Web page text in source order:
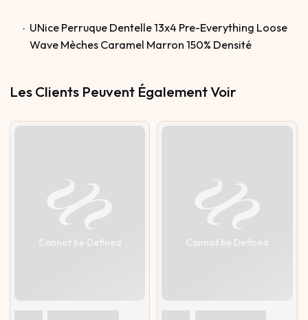
UNice Perruque Dentelle 13x4 Pre-Everything Loose
Wave Mèches Caramel Marron 150% Densité
Les Clients Peuvent Également Voir
Cannot be Defined Cannot be Defined